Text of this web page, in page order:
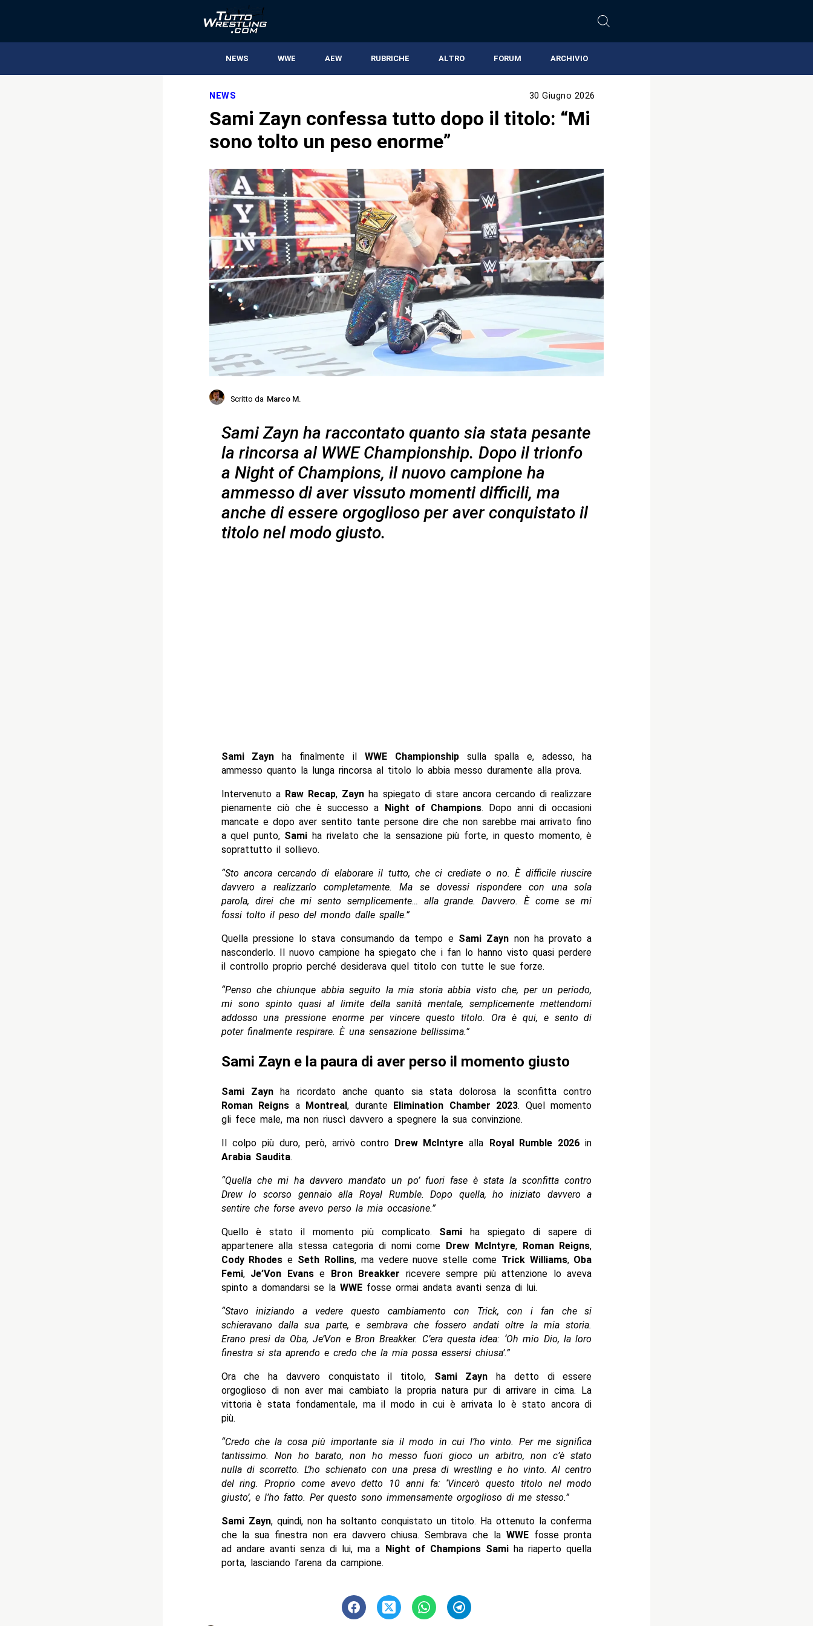
NEWS WWE AEW RUBRICHE ALTRO FORUM ARCHIVIO
NEWS 30 Giugno 2026
Sami Zayn confessa tutto dopo il titolo: “Mi
sono tolto un peso enorme”
Scritto da Marco M.
Sami Zayn ha raccontato quanto sia stata pesante
la rincorsa al WWE Championship. Dopo il trionfo
a Night of Champions, il nuovo campione ha
ammesso di aver vissuto momenti difficili, ma
anche di essere orgoglioso per aver conquistato il
titolo nel modo giusto.
Sami Zayn ha finalmente ilWWE Championshipsulla spalla e, adesso, ha
ammesso quanto la lunga rincorsa al titolo lo abbia messo duramente alla prova.
Intervenuto a Raw Recap, Zayn ha spiegato di stare ancora cercando di realizzare
pienamente ciò che è successo a Night of Champions. Dopo anni di occasioni
mancate e dopo aver sentito tante persone dire che non sarebbe mai arrivato fino
a quel punto, Sami ha rivelato che la sensazione più forte, in questo momento, è
soprattutto il sollievo.
“Sto ancora cercando di elaborare il tutto, che ci crediate o no. È difficile riuscire
davvero a realizzarlo completamente. Ma se dovessi rispondere con una sola
parola, direi che mi sento semplicemente… alla grande. Davvero. È come se mi
fossi tolto il peso del mondo dalle spalle.”
Quella pressione lo stava consumando da tempo e Sami Zayn non ha provato a
nasconderlo. Il nuovo campione ha spiegato che i fan lo hanno visto quasi perdere
il controllo proprio perché desiderava quel titolo con tutte le sue forze.
“Penso che chiunque abbia seguito la mia storia abbia visto che, per un periodo,
mi sono spinto quasi al limite della sanità mentale, semplicemente mettendomi
addosso una pressione enorme per vincere questo titolo. Ora è qui, e sento di
poter finalmente respirare. È una sensazione bellissima.”
Sami Zayn e la paura di aver perso il momento giusto
Sami Zaynha ricordato anche quanto sia stata dolorosa la sconfitta contro
Roman Reigns a Montreal, durante Elimination Chamber 2023. Quel momento
gli fece male, ma non riuscì davvero a spegnere la sua convinzione.
Il colpo più duro, però, arrivò contro Drew McIntyre alla Royal Rumble 2026 in
Arabia Saudita.
“Quella che mi ha davvero mandato un po’ fuori fase è stata la sconfitta contro
Drew lo scorso gennaio alla Royal Rumble. Dopo quella, ho iniziato davvero a
sentire che forse avevo perso la mia occasione.”
Quello è stato il momento più complicato. Sami ha spiegato di sapere di
appartenere alla stessa categoria di nomi come Drew McIntyre, Roman Reigns,
Cody Rhodes e Seth Rollins, ma vedere nuove stelle come Trick Williams, Oba
Femi, Je’Von Evanse Bron Breakker ricevere sempre più attenzione lo aveva
spinto a domandarsi se la WWEfosse ormai andata avanti senza di lui.
“Stavo iniziando a vedere questo cambiamento con Trick, con i fan che si
schieravano dalla sua parte, e sembrava che fossero andati oltre la mia storia.
Erano presi da Oba, Je’Von e Bron Breakker. C’era questa idea: ‘Oh mio Dio, la loro
finestra si sta aprendo e credo che la mia possa essersi chiusa’.”
Ora che ha davvero conquistato il titolo, Sami Zayn ha detto di essere
orgoglioso di non aver mai cambiato la propria natura pur di arrivare in cima. La
vittoria è stata fondamentale, ma il modo in cui è arrivata lo è stato ancora di
più.
“Credo che la cosa più importante sia il modo in cui l’ho vinto. Per me significa
tantissimo. Non ho barato, non ho messo fuori gioco un arbitro, non c’è stato
nulla di scorretto. L’ho schienato con una presa di wrestling e ho vinto. Al centro
del ring. Proprio come avevo detto 10 anni fa: ‘Vincerò questo titolo nel modo
giusto’, e l’ho fatto. Per questo sono immensamente orgoglioso di me stesso.”
Sami Zayn, quindi, non ha soltanto conquistato un titolo. Ha ottenuto la conferma
che la sua finestra non era davvero chiusa. Sembrava che la WWEfosse pronta
ad andare avanti senza di lui, ma a Night of Champions Sami ha riaperto quella
porta, lasciando l’arena da campione.